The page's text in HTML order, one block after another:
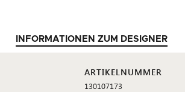
INFORMATIONEN ZUM DESIGNER
ARTIKELNUMMER
130107173